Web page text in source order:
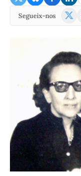
Segueix-nos
X